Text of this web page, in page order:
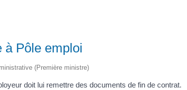
à Pôle emploi
(Première ministre)
doit lui remettre des documents de fin de contrat.